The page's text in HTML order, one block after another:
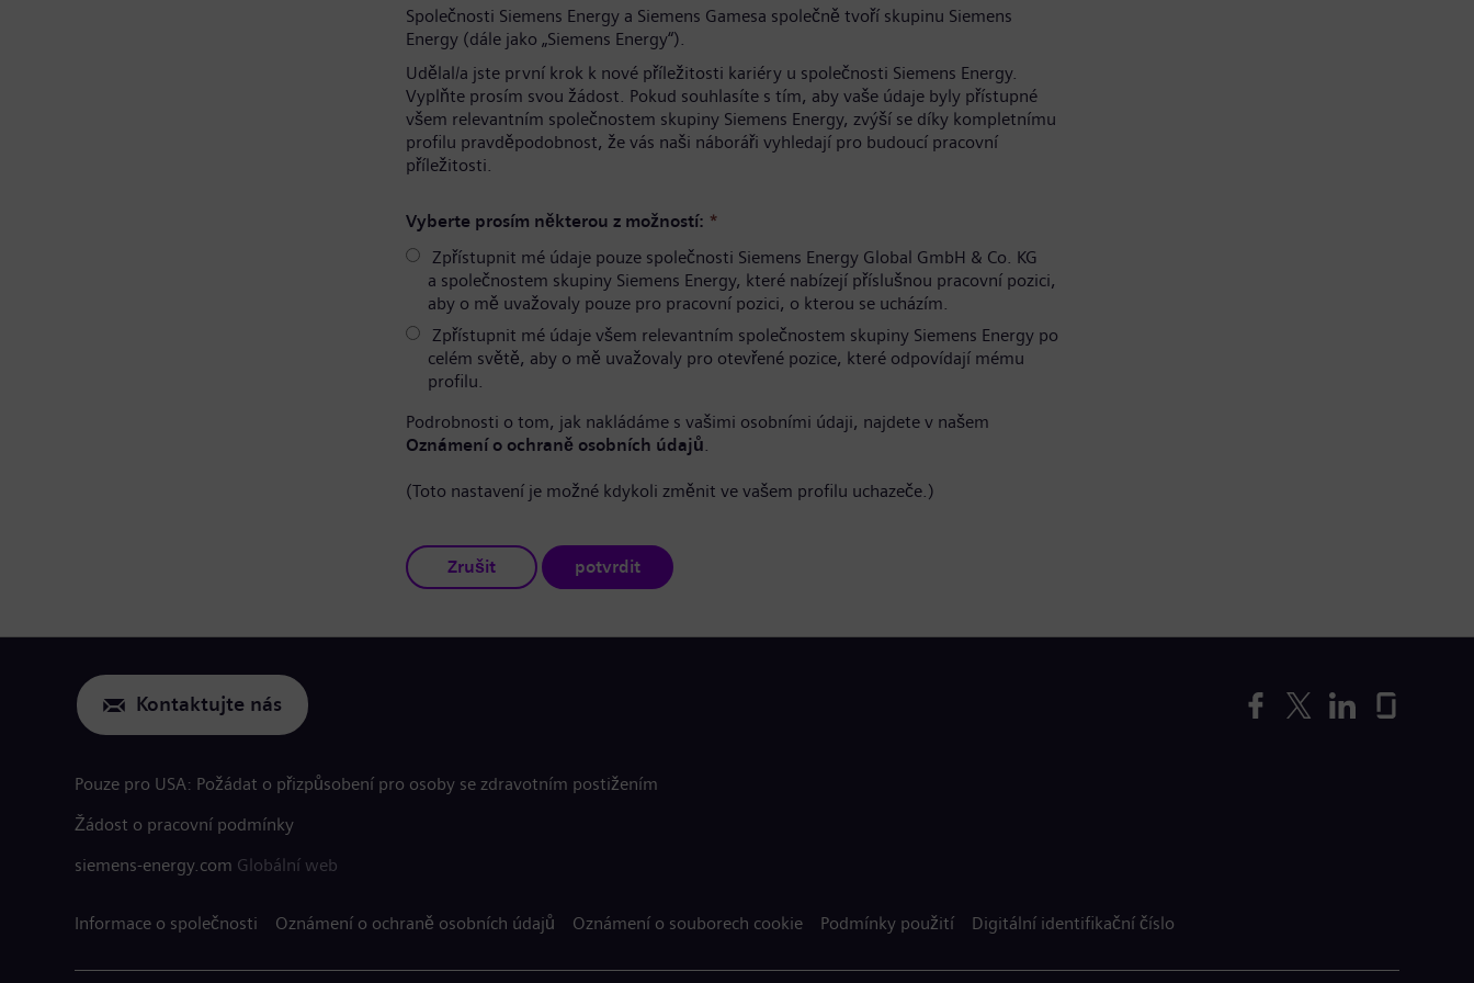
Společnosti Siemens Energy a Siemens Gamesa společně tvoří skupinu Siemens
Energy (dále jako „Siemens Energy“).
Udělal/a jste první krok k nové příležitosti kariéry u společnosti Siemens Energy.
Vyplňte prosím svou žádost. Pokud souhlasíte s tím, aby vaše údaje byly přístupné
všem relevantním společnostem skupiny Siemens Energy, zvýší se díky kompletnímu
profilu pravděpodobnost, že vás naši náboráři vyhledají pro budoucí pracovní
příležitosti.
Vyberte prosím některou z možností: *
Zpřístupnit mé údaje pouze společnosti Siemens Energy Global GmbH & Co. KG
a společnostem skupiny Siemens Energy, které nabízejí příslušnou pracovní pozici,
aby o mě uvažovaly pouze pro pracovní pozici, o kterou se ucházím.
Zpřístupnit mé údaje všem relevantním společnostem skupiny Siemens Energy po
celém světě, aby o mě uvažovaly pro otevřené pozice, které odpovídají mému
profilu.
Podrobnosti o tom, jak nakládáme s vašimi osobními údaji, najdete v našem
Oznámení o ochraně osobních údajů.
(Toto nastavení je možné kdykoli změnit ve vašem profilu uchazeče.)
Zrušit potvrdit
Kontaktujte nás
Pouze pro USA: Požádat o přizpůsobení pro osoby se zdravotním postižením
Žádost o pracovní podmínky
siemens-energy.com Globální web
Informace o společnosti Oznámení o ochraně osobních údajů Oznámení o souborech cookie Podmínky použití Digitální identifikační číslo